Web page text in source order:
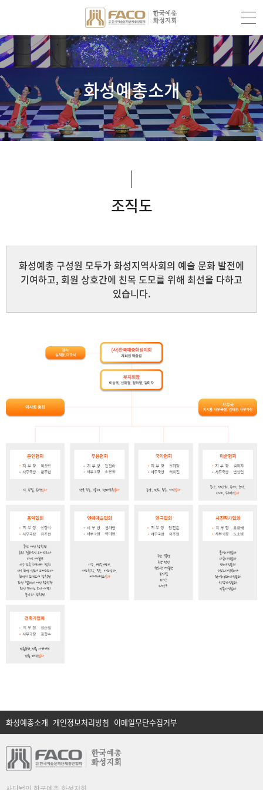
화성예총소개
조직도
화성예총 구성원 모두가 화성지역사회의 예술 문화 발전에
기여하고, 회원 상호간에 친목 도모를 위해 최선을 다하고
있습니다.
화성예총소개 개인정보처리방침 이메일무단수집거부